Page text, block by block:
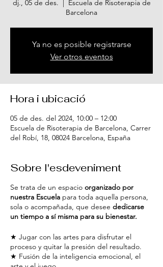
dj., 05 de des.
  |
Escuela de Risoterapia de
Barcelona
Ya no es posible registrarse
Ver otros eventos
Hora i ubicació
05 de des. del 2024, 10:00 – 12:00
Escuela de Risoterapia de Barcelona, Carrer
del Robí, 18, 08024 Barcelona, España
Sobre l'esdeveniment
Se trata de un espacio organizado por
nuestra Escuela para toda aquella persona,
sola o acompañada, que desee dedicarse
un tiempo a sí misma para su bienestar.
★ Jugar con las artes para disfrutar el
proceso y quitar la presión del resultado.
★ Fusión de la inteligencia emocional, el